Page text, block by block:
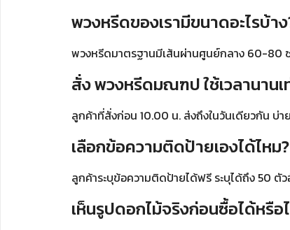
พวงหรีดของเรามีขนาดอะไรบ้า
พวงหรีดมาตรฐานมีเส้นผ่านศูนย์กลาง 60-80
สั่ง พวงหรีดมณฑป ใช้เวลานานเ
ลูกค้าที่สั่งก่อน 10.00 น. ส่งถึงในวันเดียวกัน บ่า
เลือกข้อความติดป้ายเองได้ไหม?
ลูกค้าระบุข้อความติดป้ายได้ฟรี ระบุได้ถึง 50 ตั
เห็นรูปดอกไม้จริงก่อนซื้อได้หรือ